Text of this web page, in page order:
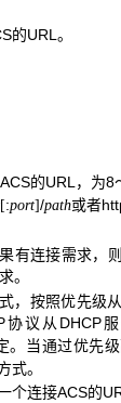
的URL。
的URL，为
[:port]/path或者
有连接需求，
。
，按照优先级
协议从DHCP
。当通过优先
式。
个连接ACS的